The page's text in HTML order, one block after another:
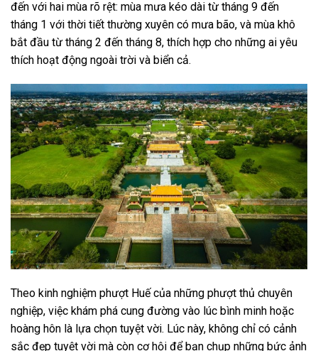
đến với hai mùa rõ rệt: mùa mưa kéo dài từ tháng 9 đến
tháng 1 với thời tiết thường xuyên có mưa bão, và mùa khô
bắt đầu từ tháng 2 đến tháng 8, thích hợp cho những ai yêu
thích hoạt động ngoài trời và biển cả.
Theo kinh nghiệm phượt Huế của những phượt thủ chuyên
nghiệp, việc khám phá cung đường vào lúc bình minh hoặc
hoàng hôn là lựa chọn tuyệt vời. Lúc này, không chỉ có cảnh
sắc đẹp tuyệt vời mà còn cơ hội để bạn chụp những bức ảnh